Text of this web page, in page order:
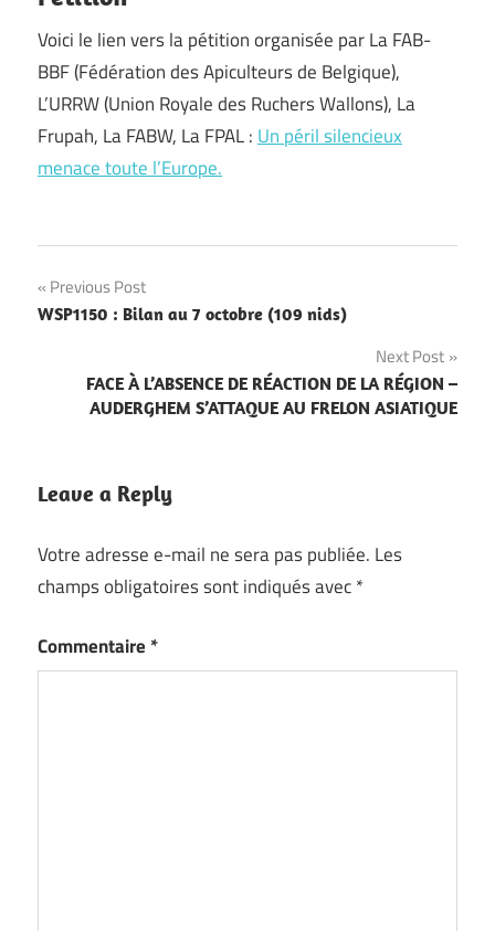
Voici le lien vers la pétition organisée par La FAB-
BBF (Fédération des Apiculteurs de Belgique),
L’URRW (Union Royale des Ruchers Wallons), La
Frupah, La FABW, La FPAL : Un péril silencieux
menace toute l’Europe.
Navigation
de
l’article
Previous Post
WSP1150 : Bilan au 7 octobre (109 nids)
Next Post
FACE À L’ABSENCE DE RÉACTION DE LA RÉGION –
AUDERGHEM S’ATTAQUE AU FRELON ASIATIQUE
Leave a Reply
Votre adresse e-mail ne sera pas publiée. Les
champs obligatoires sont indiqués avec*
Commentaire *